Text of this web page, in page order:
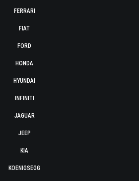
FERRARI
FIAT
FORD
HONDA
HYUNDAI
INFINITI
JAGUAR
JEEP
KIA
KOENIGSEGG